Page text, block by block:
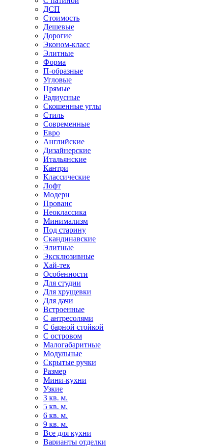
ДСП
Стоимость
Дешевые
Дорогие
Эконом-класс
Элитные
Форма
П-образные
Угловые
Прямые
Радиусные
Скошенные углы
Стиль
Современные
Евро
Английские
Дизайнерские
Итальянские
Кантри
Классические
Лофт
Модерн
Прованс
Неоклассика
Минимализм
Под старину
Скандинавские
Элитные
Эксклюзивные
Хай-тек
Особенности
Для студии
Для хрущевки
Для дачи
Встроенные
С антресолями
С барной стойкой
С островом
Малогабаритные
Модульные
Скрытые ручки
Размер
Мини-кухни
Узкие
3 кв. м.
5 кв. м.
6 кв. м.
9 кв. м.
Все для кухни
Варианты отделки